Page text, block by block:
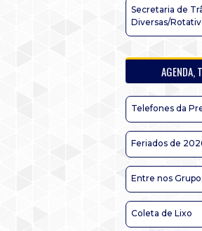
Secretaria de
Diversas/
AGENDA,
Telefones da
Feriados de
Entre nos
Coleta de Lixo